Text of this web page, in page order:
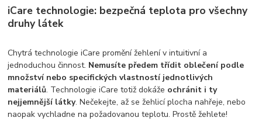
iCare technologie: bezpečná teplota pro všechny
druhy látek
Chytrá technologie iCare promění žehlení v intuitivní a
jednoduchou činnost. Nemusíte předem třídit oblečení podle
množství nebo specifických vlastností jednotlivých
materiálů. Technologie iCare totiž dokáže ochránit i ty
nejjemnější látky. Nečekejte, až se žehlicí plocha nahřeje, nebo
naopak vychladne na požadovanou teplotu. Prostě žehlete!